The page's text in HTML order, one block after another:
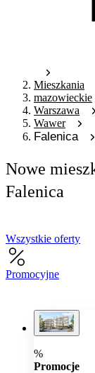
Mieszkania
mazowieckie
Warszawa
Wawer
Falenica
Nowe
Falenica
Wszystkie oferty
Promocyjne
%
Promocje